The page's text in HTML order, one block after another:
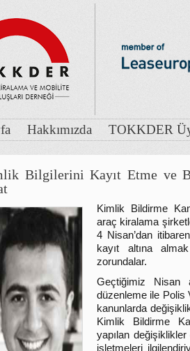
Hakkımızda TOKKDER
Bilgilerini Kayıt Etme ve
Kimlik Bildirme
araç kiralama
4 Nisan’dan
kayıt altına
zorundalar.
Geçtiğimiz Nisan
düzenleme ile Polis
kanunlarda
Kimlik Bildirme
yapılan
işletmeleri